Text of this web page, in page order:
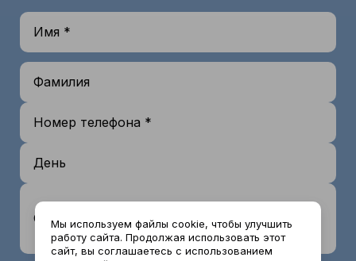
Имя *
Фамилия
Номер телефона *
День
Сообщение
Мы используем файлы cookie, чтобы улучшить
работу сайта. Продолжая использовать этот
сайт, вы соглашаетесь с использованием